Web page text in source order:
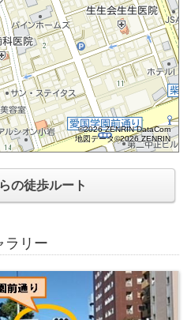
©2026 ZENRIN DataCom
地図データ©2026 ZENRIN
の徒歩ルート
ラリー